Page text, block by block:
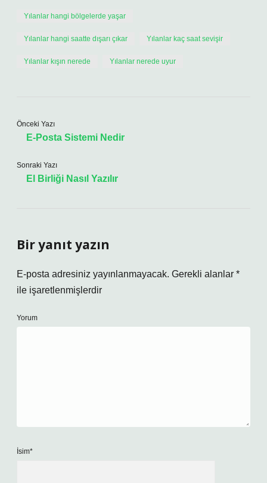
Yılanlar hangi bölgelerde yaşar
Yılanlar hangi saatte dışarı çıkar Yılanlar kaç saat sevişir
Yılanlar kışın nerede Yılanlar nerede uyur
Önceki Yazı
E-Posta Sistemi Nedir
Sonraki Yazı
El Birliği Nasıl Yazılır
Bir yanıt yazın
E-posta adresiniz yayınlanmayacak. Gerekli alanlar *
ile işaretlenmişlerdir
Yorum
İsim*